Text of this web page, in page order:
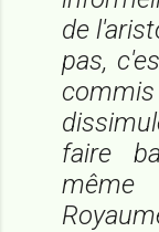
de
pas,
faire
même